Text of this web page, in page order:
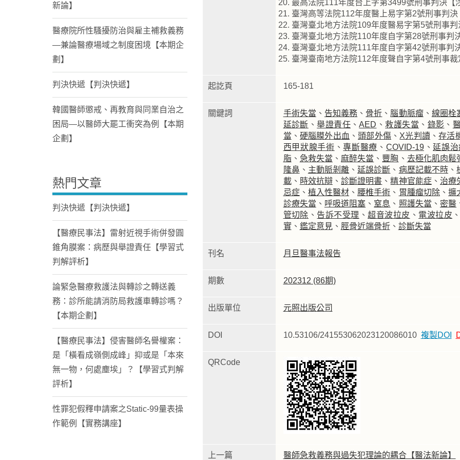
最高法院111年度台上字第3499號刑事判決【
臺灣高等法院112年度醫上易字第2號刑事判
臺灣臺北地方法院109年度醫易字第5號刑事
臺灣臺北地方法院110年度自字第28號刑事判
臺灣臺北地方法院111年度自字第42號刑事判
臺灣臺南地方法院112年度聲自字第4號刑事
起訖頁 165-181
關鍵詞 手術失當 、 告知義務 、 骨折 、 腦動脈瘤、 線圈栓
延診斷 、舉證責任 、AED 、救護失當 、 錄影 、
當 、 硬腦膜外出血 、 頭部外傷 、 X光判讀 、存活
西甲狀腺手術 、專斷醫療 、 COVID-19、 延誤治
脂 、 急救失當 、 麻醉失當 、 豐胸 、 去極化肌肉鬆
隆鼻、 主動脈剝離 、 延誤診斷 、 病歷記載不時 、
載、 時效抗辯、診斷證明書 、精神官能症、 治療
忌症、 植入性醫材 、 腰椎手術 、 胃腫瘤切除、擴
診療失當 、 呼吸道阻塞 、 窒息 、 照護失當 、 密醫
管切除 、 告訴不受理 、超音波拉皮 、 電波拉皮 、
實、 鑑定意見、 脛骨近端骨折、 診斷失當
刊名 月旦醫事法報告
期數 202312 (86期)
出版單位 元照出版公司
DOI 10.53106/241553062023120086010 複製DOI
QRCode
上一篇 醫師急救義務與過失犯理論的耦合【醫法新論】
新論】
醫療院所性騷擾防治與雇主補救義務
—兼論醫療場域之制度困境【本期企
劃】
判決快遞【判決快遞】
韓國醫師懲戒、再教育與同業自治之
困局—以醫師大罷工衝突為例【本期
企劃】
熱門文章
判決快遞【判決快遞】
【醫療民事法】雷射近視手術併發圓
錐角膜案：病歷與舉證責任【學習式
判解評析】
論緊急醫療救護法與轉診之轉送義
務：診所能請消防局救護車轉診嗎？
【本期企劃】
【醫療民事法】侵害醫師名譽權案：
是「橫看成嶺側成峰」抑或是「本來
無一物，何處塵埃」？【學習式判解
評析】
性罪犯假釋申請案之Static-99量表操
作範例【實務講座】